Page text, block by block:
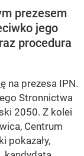
prezesem
jego
procedura
na prezesa IPN.
Stronnictwa
2050. Z kolei
Centrum
pokazały,